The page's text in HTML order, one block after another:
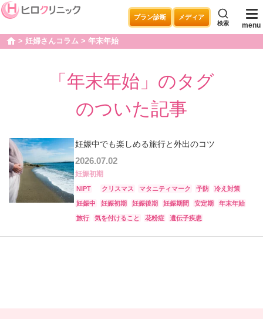
プラン診断 メディア
検索 menu
home妊婦さんコラム 年末年始
「年末年始」のタグ
のついた記事
妊娠中でも楽しめる旅行と外出のコツ
2026.07.02
妊娠初期
NIPT クリスマス マタニティマーク 予防 冷え対策
妊娠中 妊娠初期 妊娠後期 妊娠期間 安定期 年末年始
旅行 気を付けること 花粉症 遺伝子疾患